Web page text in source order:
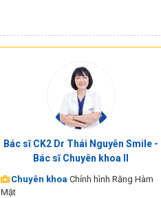
Bác sĩ CK2 Dr Thái Nguyễn Smile -
Bác sĩ Chuyên khoa II
Chuyên khoa Chỉnh hình Răng Hàm
Mặt